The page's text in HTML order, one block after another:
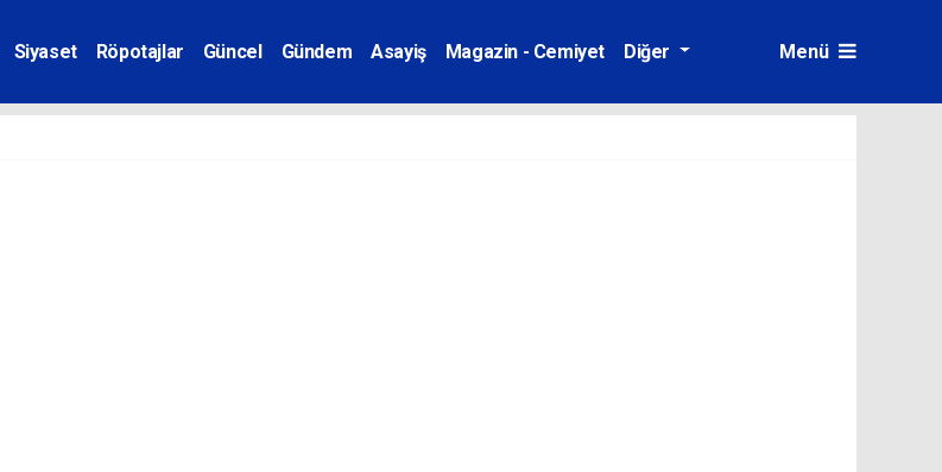
Siyaset Röpotajlar Güncel Gündem Asayiş Magazin - Cemiyet Diğer Menü